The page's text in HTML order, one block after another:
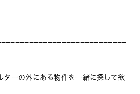
ターの外にある物件を一緒に探して欲